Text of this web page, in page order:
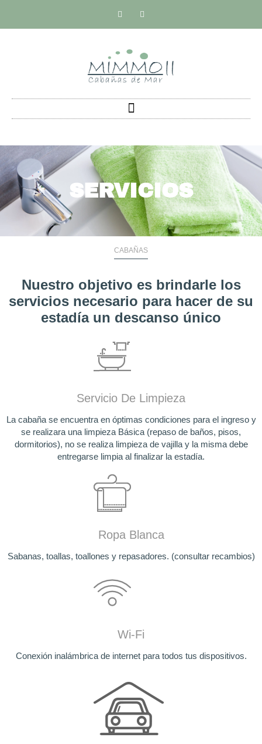
SERVICIOS
CABAÑAS
Nuestro objetivo es brindarle los
servicios necesario para hacer de su
estadía un descanso único
Servicio De Limpieza
La cabaña se encuentra en óptimas condiciones para el ingreso y
se realizara una limpieza Básica (repaso de baños, pisos,
dormitorios), no se realiza limpieza de vajilla y la misma debe
entregarse limpia al finalizar la estadía.
Ropa Blanca
Sabanas, toallas, toallones y repasadores. (consultar recambios)
Wi-Fi
Conexión inalámbrica de internet para todos tus dispositivos.